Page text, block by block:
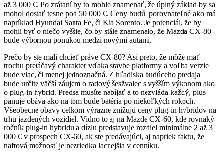
až 3 000 €. Po zrátaní by to mohlo znamenať, že úplný základ by sa
mohol dostať tesne pod 50 000 €. Ceny budú porovnateľné ako má
napríklad Hyundai Santa Fe, či Kia Sorento. Je potenciál, že by
mohli byť o niečo vyššie, čo by stále znamenalo, že Mazda CX-80
bude výbornou ponukou medzi novými autami.
Prečo by ste mali chcieť práve CX-80? Asi preto, že môže mať
trochu pretáčavý charakter vďaka stavbe platformy a voľba verzie
bude viac, či menej jednoznačná. Z hľadiska budúceho predaja
bude určite väčší záujem o radový šesžvalec s vyšším výkonom ako
o plug-in hybrid. Predsa musíte nabíjať a to nezvláda každý, plus
panuje obáva ako na tom bude batéria po niekoľkých rokoch.
Všeobecné obavy celkom výrazne znižujú ceny plug-in hybridov na
trhu jazdených vozidiel. Vidno to aj na Mazde CX-60, kde rovnaký
ročník plug-in hybridu a dízlu predstavuje rozdiel minimálne 2 až 3
000 € v prospech CX-60, ak ste predávajúci, aj napriek faktu, že
naftová možnosť je nezriedka lacnejšia v cenníku.